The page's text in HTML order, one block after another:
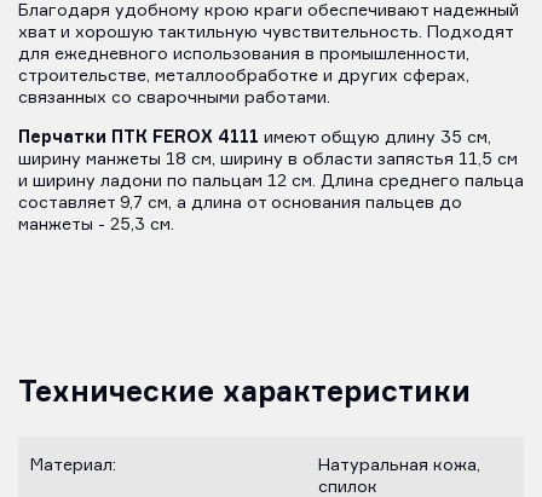
Благодаря удобному крою краги обеспечивают надежный
хват и хорошую тактильную чувствительность. Подходят
для ежедневного использования в промышленности,
строительстве, металлообработке и других сферах,
связанных со сварочными работами.
Перчатки ПТК FEROX 4111 имеют общую длину 35 см,
ширину манжеты 18 см, ширину в области запястья 11,5 см
и ширину ладони по пальцам 12 см. Длина среднего пальца
составляет 9,7 см, а длина от основания пальцев до
манжеты - 25,3 см.
Технические характеристики
Материал:
Натуральная кожа,
спилок